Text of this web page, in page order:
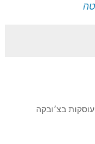
בצ׳ובקה